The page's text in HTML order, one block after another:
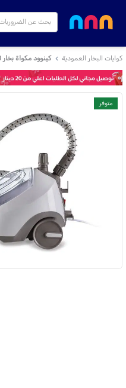
كوايات البخار العمودية كينوود مكواة بخار 1500 واط GSP65.000WH
متوفر